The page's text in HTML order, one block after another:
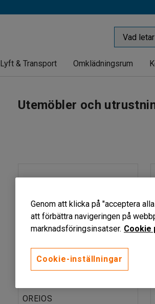
Lyft & Transport Omklädningsrum
Utemöbler och
+2
OREIOS
Genom att klicka på "acceptera
att förbättra navigeringen på
marknadsföringsinsatser. Cookie
Cookie-inställningar